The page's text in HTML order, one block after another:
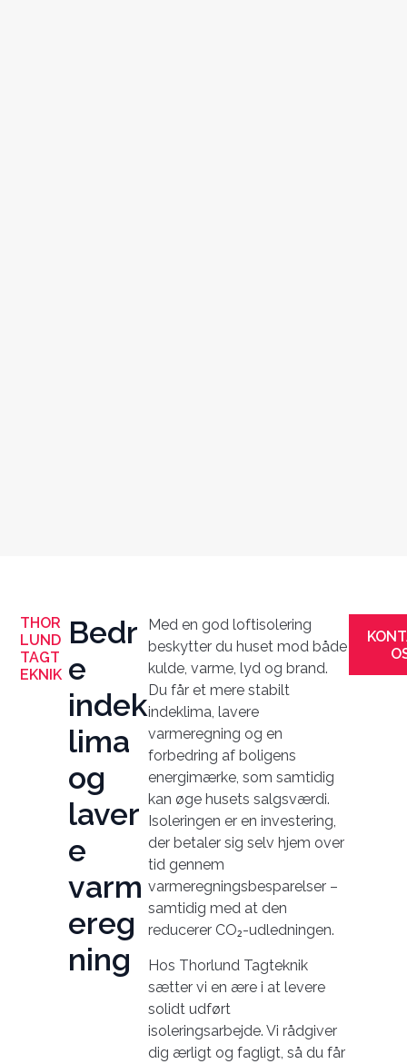
THOR
LUND
TAGT
EKNIK
Bedr
e
indek
lima
og
laver
e
varm
ereg
ning
Med en god loftisolering
beskytter du huset mod både
kulde, varme, lyd og brand.
Du får et mere stabilt
indeklima, lavere
varmeregning og en
forbedring af boligens
energimærke, som samtidig
kan øge husets salgsværdi.
Isoleringen er en investering,
der betaler sig selv hjem over
tid gennem
varmeregningsbesparelser –
samtidig med at den
reducerer CO₂-udledningen.
Hos Thorlund Tagteknik
sætter vi en ære i at levere
solidt udført
isoleringsarbejde. Vi rådgiver
dig ærligt og fagligt, så du får